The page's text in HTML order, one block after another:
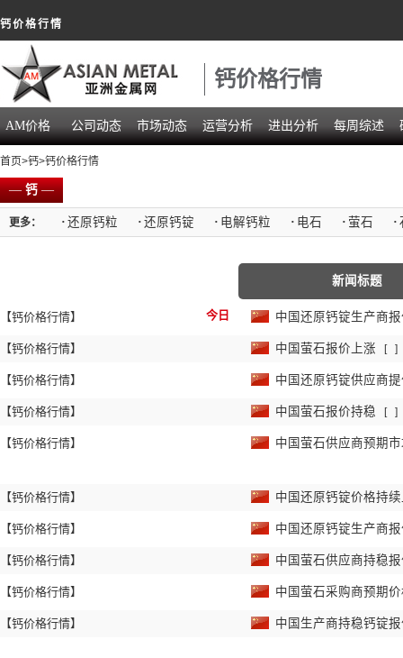
钙价格行情
钙价格行情
AM价格 公司动态 市场动态 运营分析 进出分析 每周综述
首页>钙>钙价格行情
—钙—
更多： · 还原钙粒 · 还原钙锭 · 电解钙粒 · 电石 · 萤石 ·
【钙价格行情】 今日
【钙价格行情】
【钙价格行情】
【钙价格行情】
【钙价格行情】
【钙价格行情】
【钙价格行情】
【钙价格行情】
【钙价格行情】
【钙价格行情】
新闻标题
中国还原钙锭生产商
中国萤石报价上涨 [ ]
中国还原钙锭供应商
中国萤石报价持稳 [ ]
中国萤石供应商预期
中国还原钙锭价格持
中国还原钙锭生产商
中国萤石供应商持稳
中国萤石采购商预期
中国生产商持稳钙锭